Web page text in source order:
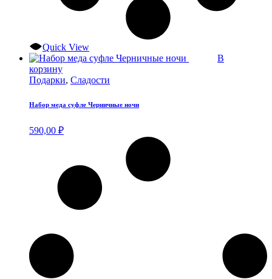
Quick View
В
корзину
Подарки, Сладости
Набор меда суфле Черничные ночи
590,00 ₽